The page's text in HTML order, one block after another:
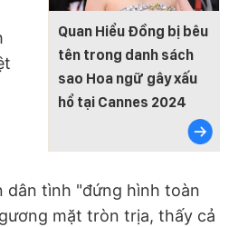
Quan Hiểu Đồng bị bêu
tên trong danh sách
sao Hoa ngữ gây xấu
hổ tại Cannes 2024
dân tình "đứng hình toàn
mặt tròn trịa, thấy cả